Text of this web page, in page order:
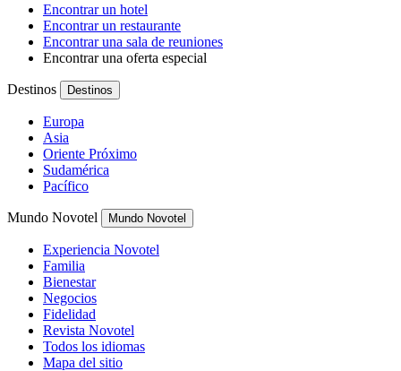
Encontrar un hotel
Encontrar un restaurante
Encontrar una sala de reuniones
Encontrar una oferta especial
Destinos Destinos
Europa
Asia
Oriente Próximo
Sudamérica
Pacífico
Mundo Novotel Mundo Novotel
Experiencia Novotel
Familia
Bienestar
Negocios
Fidelidad
Revista Novotel
Todos los idiomas
Mapa del sitio